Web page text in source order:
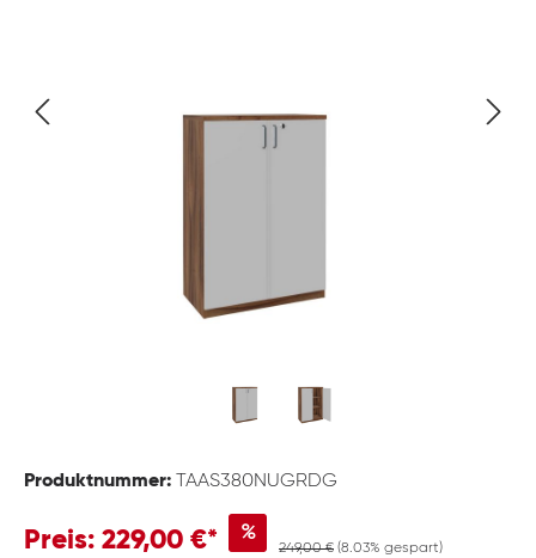
Produktnummer: TAAS380NUGRDG
Preis: 229,00 €* %
249,00 € (8.03% gespart)